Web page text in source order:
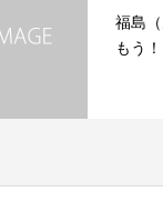
ゆ
始